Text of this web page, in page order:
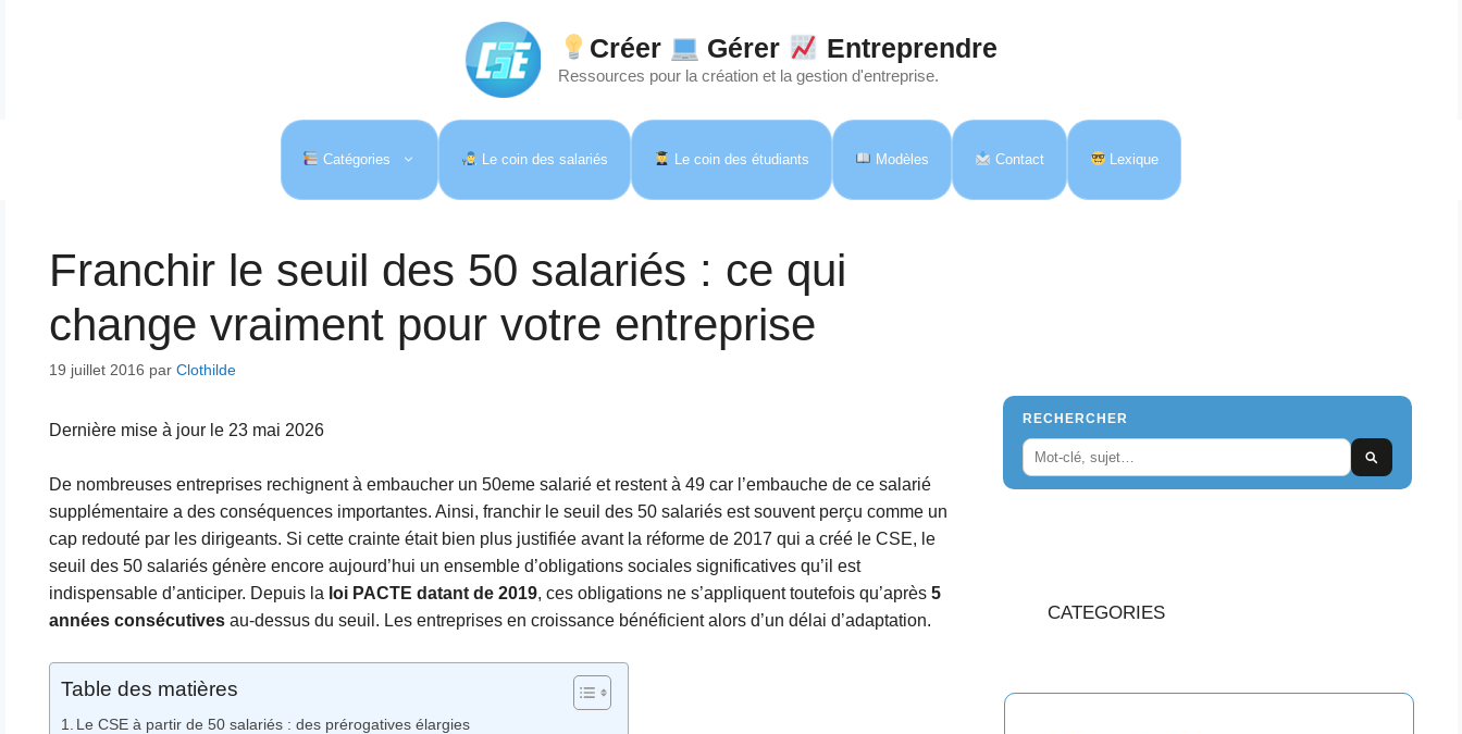
Créer Gérer Entreprendre
Ressources pour la création et la gestion d'entreprise.
Catégories Le coin des salariés Le coin des étudiants Modèles Contact Lexique
Franchir le seuil des 50 salariés : ce qui
change vraiment pour votre entreprise
19 juillet 2016 par Clothilde
Dernière mise à jour le 23 mai 2026
De nombreuses entreprises rechignent à embaucher un 50eme salarié et restent à 49 car l’embauche de ce salarié
supplémentaire a des conséquences importantes. Ainsi, franchir le seuil des 50 salariés est souvent perçu comme un
cap redouté par les dirigeants. Si cette crainte était bien plus justifiée avant la réforme de 2017 qui a créé le CSE, le
seuil des 50 salariés génère encore aujourd’hui un ensemble d’obligations sociales significatives qu’il est
indispensable d’anticiper. Depuis la loi PACTE datant de 2019, ces obligations ne s’appliquent toutefois qu’après 5
années consécutivesau-dessus du seuil. Les entreprises en croissance bénéficient alors d’un délai d’adaptation.
Table des matières
Le CSE à partir de 50 salariés : des prérogatives élargies
RECHERCHER
CATEGORIES